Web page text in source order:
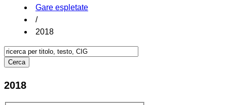
Gare espletate
/
2018
2018